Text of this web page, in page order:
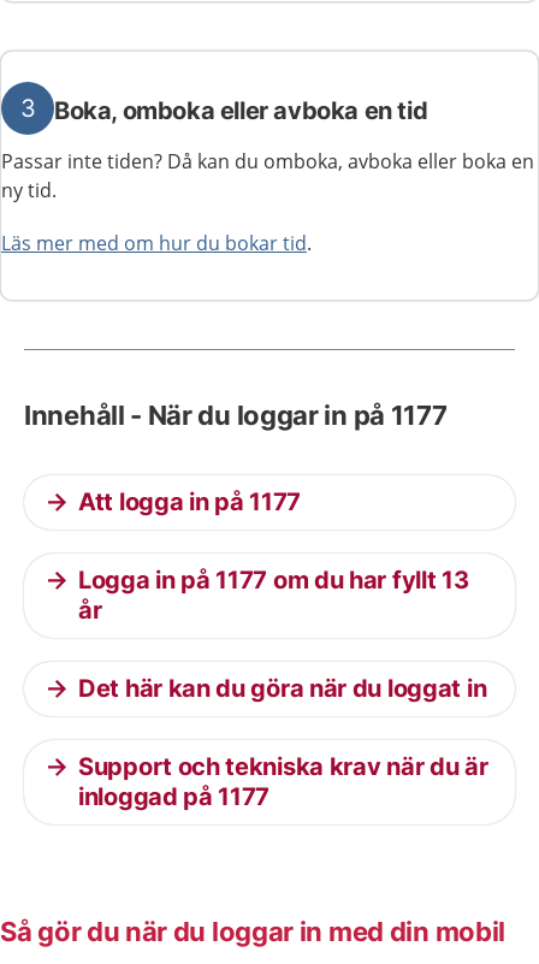
3 Boka, omboka eller avboka en tid
Passar inte tiden? Då kan du omboka, avboka eller boka en
ny tid.
Läs mer med om hur du bokar tid.
Innehåll - När du loggar in på 1177
Att logga in på 1177
Logga in på 1177 om du har fyllt 13
år
Det här kan du göra när du loggat in
Support och tekniska krav när du är
inloggad på 1177
Så gör du när du loggar in med din mobil